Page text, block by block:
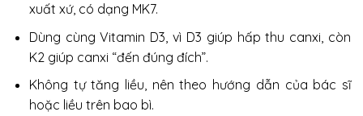
xuất xứ, có dạng MK7.
Dùng cùng Vitamin D3, vì D3 giúp hấp thu canxi, còn
K2 giúp canxi “đến đúng đích”.
Không tự tăng liều, nên theo hướng dẫn của bác sĩ
hoặc liều trên bao bì.